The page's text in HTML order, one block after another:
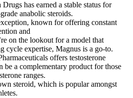
has earned a stable status for
anabolic steroids.
known for offering constant
and
on the lookout for a model that
cycle expertise, Magnus is a go-to.
offers testosterone
be a complementary product for those
ranges.
steroid, which is popular amongst